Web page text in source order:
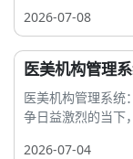
2026-07-08
医美机构管理
医美机构管理系统
争日益激烈的当下
2026-07-04